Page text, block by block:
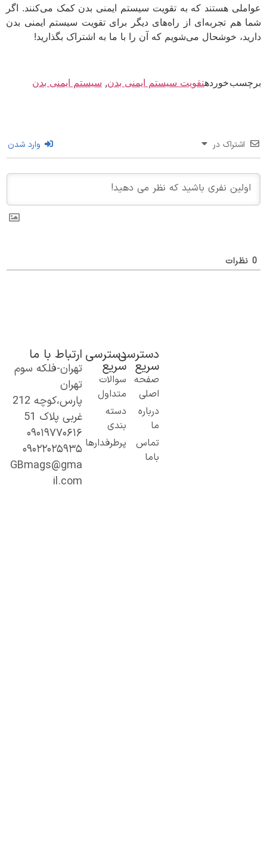
هستند که به تقویت سیستم ایمنی بدن کمک می‌کنند. اگر
هم تجربه‌ای از راه‌های دیگر برای تقویت سیستم ایمنی بدن
خوشحال می‌شویم که آن را با ما به اشتراک بگذارید!
خوردهتقویت سیستم ایمنی بدن ,سیستم ایمنی بدن
اشتراک در وارد شدن
دسترسی
سریع
صفحه
اصلی
درباره
تماس
دسترسی
سریع
سوالات
متداول
دسته
بندی
پرطرفدارها
ارتباط با ما
تهران-فلکه سوم
تهران
پارس،کوچه 212
غربی پلاک 51
۰۹۰۱۹۷۷۰۶۱۶
۰۹۰۲۲۰۲۵۹۳۵
GBmags@gma
il.com